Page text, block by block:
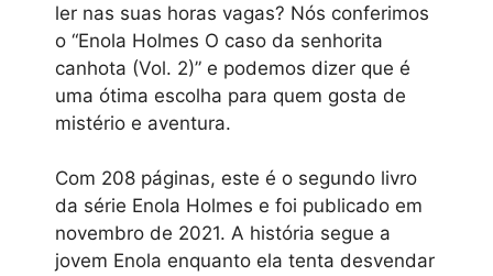
ler nas suas horas vagas? Nós conferimos
o “Enola Holmes O caso da senhorita
canhota (Vol. 2)” e podemos dizer que é
uma ótima escolha para quem gosta de
mistério e aventura.
Com 208 páginas, este é o segundo livro
da série Enola Holmes e foi publicado em
novembro de 2021. A história segue a
jovem Enola enquanto ela tenta desvendar